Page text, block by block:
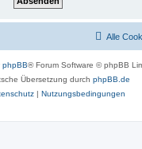
Alle
phpBB® Forum Software © phpBB
Übersetzung durch phpBB.de
| Nutzungsbedingungen